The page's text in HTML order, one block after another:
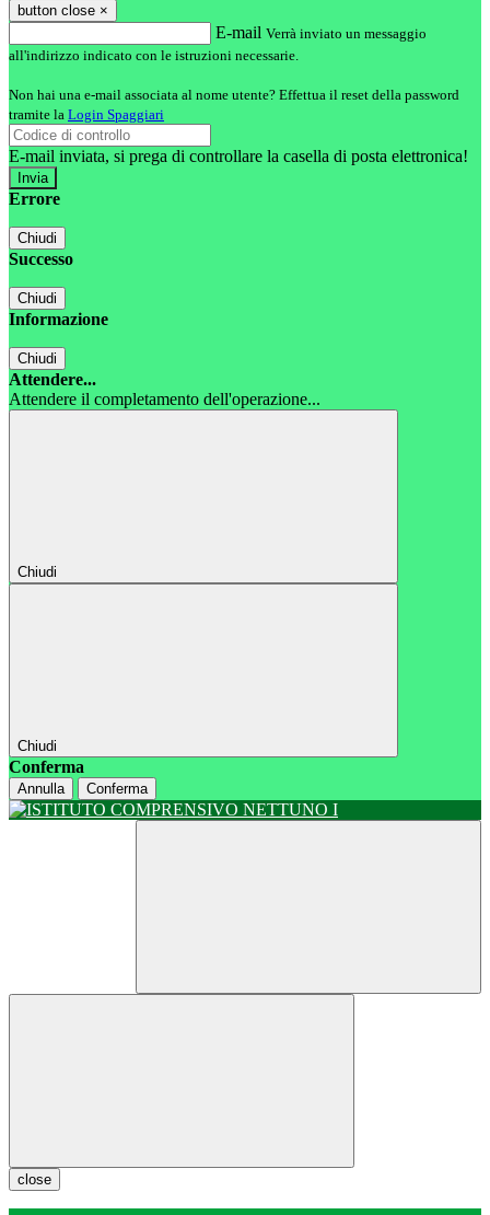
button close ×
E-mail Verrà inviato un messaggio
all'indirizzo indicato con le istruzioni necessarie.
Non hai una e-mail associata al nome utente? Effettua il reset della password
tramite la Login Spaggiari
E-mail inviata, si prega di controllare la casella di posta elettronica!
Errore
Chiudi
Successo
Chiudi
Informazione
Chiudi
Attendere...
Attendere il completamento dell'operazione...
Chiudi
Chiudi
Conferma
Annulla Conferma
close